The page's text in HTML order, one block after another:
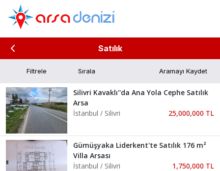
Satılık
Filtrele Aramayı Kaydet
Silivri Kavaklı''da Ana Yola Cephe Satılık
Arsa
İstanbul / Silivri
25,000,000 TL
Gümüşyaka Liderkent'te Satılık 176 m²
Villa Arsası
İstanbul / Silivri
1,750,000 TL